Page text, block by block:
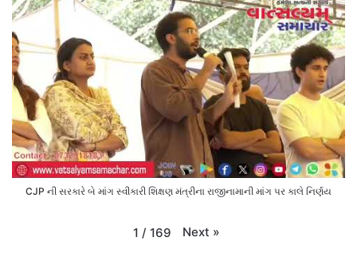
CJP ની સરકારે બે માંગ સ્વીકારી શિક્ષણ મંત્રીના રાજીનામાની માંગ પર કાલે નિર્ણય
1 / 169 Next »